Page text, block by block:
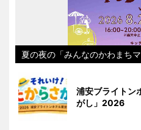
夏の夜の「みんなのかわまち
浦安ブライトン
がし」2026